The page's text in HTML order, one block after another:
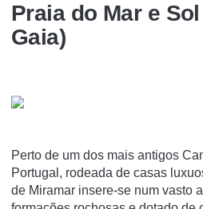
Praia do Mar e
Gaia)
Perto de um dos mais antigos
Portugal, rodeada de casas
de Miramar insere-se num vasto